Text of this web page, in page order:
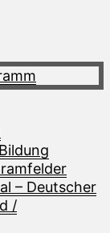
– Deutscher
/